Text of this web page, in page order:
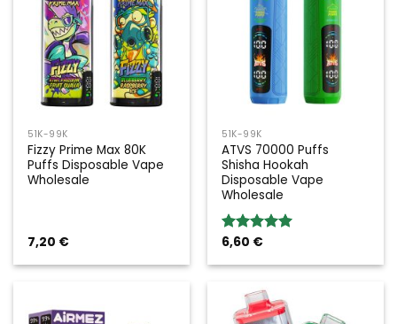
51K-99K
Fizzy Prime Max 80K
Puffs Disposable Vape
Wholesale
7,20 €
51K-99K
ATVS 70000 Puffs
Shisha Hookah
Disposable Vape
Wholesale
Rated5.00
6,60 €